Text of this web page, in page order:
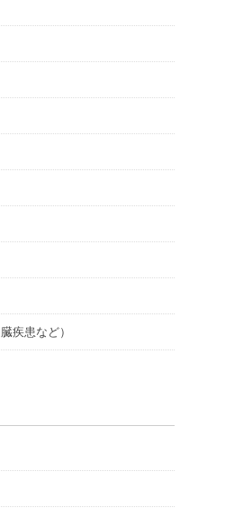
疾患など）